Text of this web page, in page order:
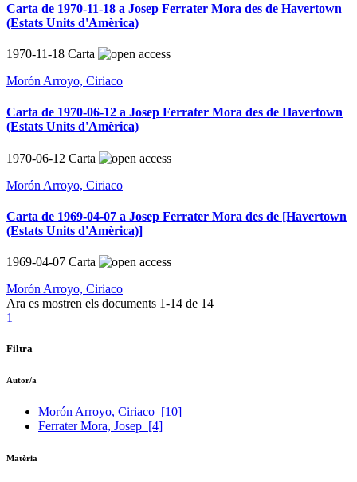
Carta de 1970-11-18 a Josep Ferrater Mora des de Havertown
(Estats Units d'Amèrica)
1970-11-18 Carta
Morón Arroyo, Ciriaco
Carta de 1970-06-12 a Josep Ferrater Mora des de Havertown
(Estats Units d'Amèrica)
1970-06-12 Carta
Morón Arroyo, Ciriaco
Carta de 1969-04-07 a Josep Ferrater Mora des de [Havertown
(Estats Units d'Amèrica)]
1969-04-07 Carta
Morón Arroyo, Ciriaco
Ara es mostren els documents 1-14 de 14
1
Filtra
Autor/a
Morón Arroyo, Ciriaco [10]
Ferrater Mora, Josep [4]
Matèria